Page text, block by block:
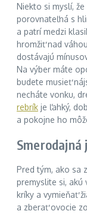
Niekto si myslí,
porovnateľná s
a patrí medzi
hromžiť nad
dostávajú
Na výber máte
budete musieť
necháte vonku,
rebrík je ľahký,
a pokojne ho
Pred tým, ako sa
premyslite si, akú
kríky a vymieňať
a zberať ovocie